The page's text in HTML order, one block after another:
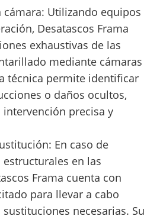
cámara: Utilizando equipos
Desatascos Frama
exhaustivas de las
mediante cámaras
técnica permite identificar
o daños ocultos,
precisa y
En caso de
en las
Frama cuenta con
para llevar a cabo
necesarias. Su